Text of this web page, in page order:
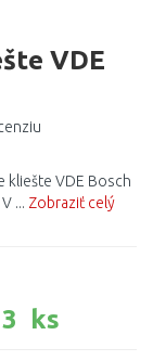
VDE
kliešte VDE Bosch
... Zobraziť celý
3 ks